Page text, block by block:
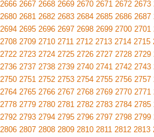
2666 2667 2668 2669 2670 2671 2672 2673
2680 2681 2682 2683 2684 2685 2686 2687
2694 2695 2696 2697 2698 2699 2700 2701
2708 2709 2710 2711 2712 2713 2714 2715
2722 2723 2724 2725 2726 2727 2728 2729
2736 2737 2738 2739 2740 2741 2742 2743
2750 2751 2752 2753 2754 2755 2756 2757
2764 2765 2766 2767 2768 2769 2770 2771
2778 2779 2780 2781 2782 2783 2784 2785
2792 2793 2794 2795 2796 2797 2798 2799
2806 2807 2808 2809 2810 2811 2812 2813